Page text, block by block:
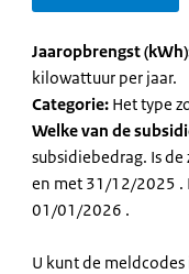
Jaaropbrengst
kilowattuur per jaar.
Categorie: Het type
Welke van de
subsidiebedrag. Is
en met 31/12/2025 .
01/01/2026 .
U kunt de